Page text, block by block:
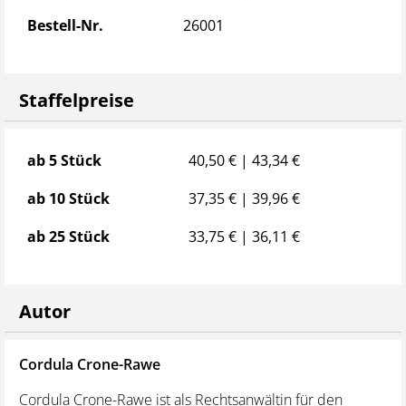
Grenzüberschreitenden Güterkraftverkehr
Mauttarifbestimmungen für Deutschland und für
Sonderregelungen für Kleinbetriebe gem. § 19 UStG
Ermittlung des Voranmeldezeitraums bei
Neugründungen
Weitere Aktualisierungen u. a. zum Thema Arbeits-
und Sozialversicherungsrecht (z.B. aktualisierte
Mindestlohnsätze, Sozialversicherungsbeiträge 2025)
Bestell-Nr.
26001
Staffelpreise
Staffelpreise
ab 5 Stück
40,50 € | 43,34 €
ab 10 Stück
37,35 € | 39,96 €
ab 25 Stück
33,75 € | 36,11 €
Autor
Cordula Crone-Rawe
Cordula Crone-Rawe ist als Rechtsanwältin für den